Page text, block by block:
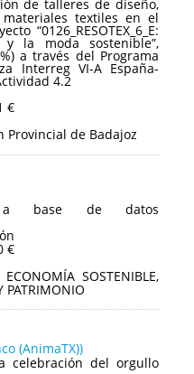
de talleres de diseño,
textiles en el
“0126_RESOTEX_6_E:
la moda sostenible”,
a través del Programa
Interreg VI-A España-
4.2
€
Provincial de Badajoz
a base de datos
€
ECONOMÍA SOSTENIBLE,
PATRIMONIO
(AnimaTX))
celebración del orgullo